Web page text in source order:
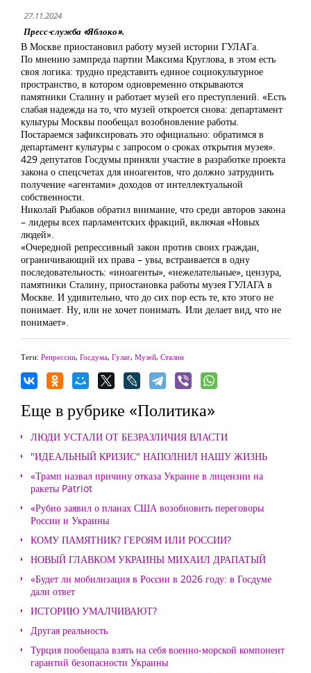
27.11.2024
Пресс-служба «Яблоко».
В Москве приостановил работу музей истории ГУЛАГа.
По мнению зампреда партии Максима Круглова, в этом есть
своя логика: трудно представить единое социокультурное
пространство, в котором одновременно открываются
памятники Сталину и работает музей его преступлений. «Есть
слабая надежда на то, что музей откроется снова: департамент
культуры Москвы пообещал возобновление работы.
Постараемся зафиксировать это официально: обратимся в
департамент культуры с запросом о сроках открытия музея».
429 депутатов Госдумы приняли участие в разработке проекта
закона о спецсчетах для иноагентов, что должно затруднить
получение «агентами» доходов от интеллектуальной
собственности.
Николай Рыбаков обратил внимание, что среди авторов закона
– лидеры всех парламентских фракций, включая «Новых
людей».
«Очередной репрессивный закон против своих граждан,
ограничивающий их права – увы, встраивается в одну
последовательность: «иноагенты», «нежелательные», цензура,
памятники Сталину, приостановка работы музея ГУЛАГА в
Москве. И удивительно, что до сих пор есть те, кто этого не
понимает. Ну, или не хочет понимать. Или делает вид, что не
понимает».
Теги: Репрессии, Госдума, Гулаг, Музей, Сталин
Еще в рубрике «Политика»
ЛЮДИ УСТАЛИ ОТ БЕЗРАЗЛИЧИЯ ВЛАСТИ
"ИДЕАЛЬНЫЙ КРИЗИС" НАПОЛНИЛ НАШУ ЖИЗНЬ
«Трамп назвал причину отказа Украине в лицензии на
ракеты Patriot
«Рубио заявил о планах США возобновить переговоры
России и Украины
КОМУ ПАМЯТНИК? ГЕРОЯМ ИЛИ РОССИИ?
НОВЫЙ ГЛАВКОМ УКРАИНЫ МИХАИЛ ДРАПАТЫЙ
«Будет ли мобилизация в России в 2026 году: в Госдуме
дали ответ
ИСТОРИЮ УМАЛЧИВАЮТ?
Другая реальность
Турция пообещала взять на себя военно-морской компонент
гарантий безопасности Украины